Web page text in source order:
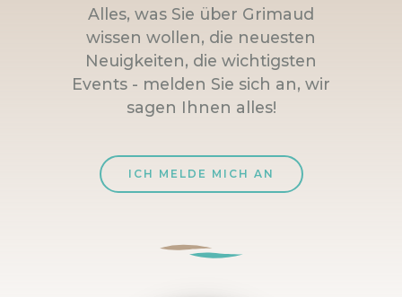
Alles, was Sie über Grimaud
wissen wollen, die neuesten
Neuigkeiten, die wichtigsten
Events - melden Sie sich an, wir
sagen Ihnen alles!
ICH MELDE MICH AN